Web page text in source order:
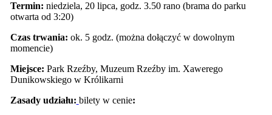
Termin: niedziela, 20 lipca, godz. 3.50 rano (brama do parku
otwarta od 3:20)
Czas trwania: ok. 5 godz. (można dołączyć w dowolnym
momencie)
Miejsce: Park Rzeźby, Muzeum Rzeźby im. Xawerego
Dunikowskiego w Królikarni
Zasady udziału: bilety w cenie: